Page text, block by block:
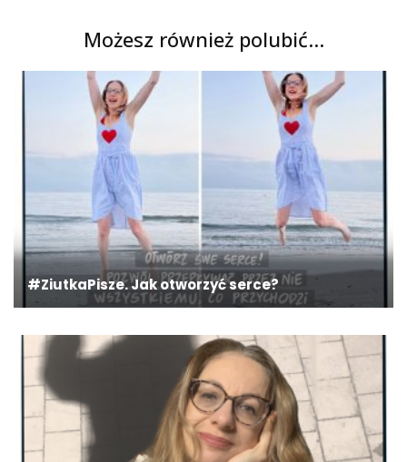
Możesz również polubić…
#ZiutkaPisze. Jak otworzyć serce?